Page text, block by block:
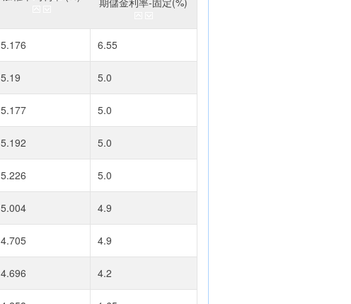
5.176 6.55
5.19 5.0
5.177 5.0
5.192 5.0
5.226 5.0
5.004 4.9
4.705 4.9
4.696 4.2